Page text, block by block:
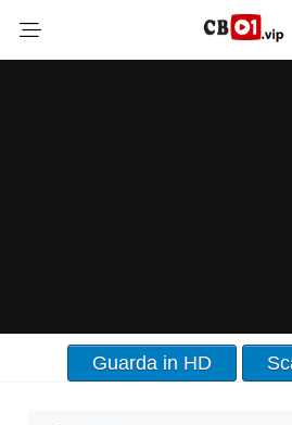
Guarda in HD